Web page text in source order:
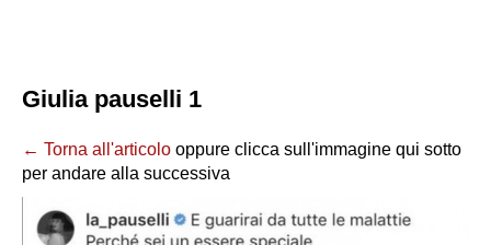
Giulia pauselli 1
← Torna all'articolo oppure clicca sull'immagine qui sotto
per andare alla successiva